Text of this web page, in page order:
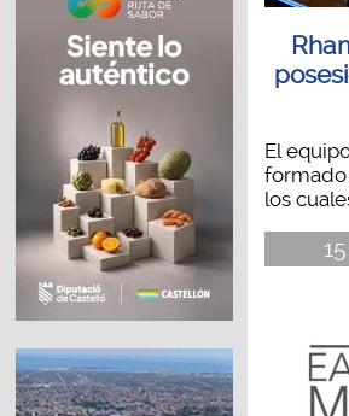
El
formado
los